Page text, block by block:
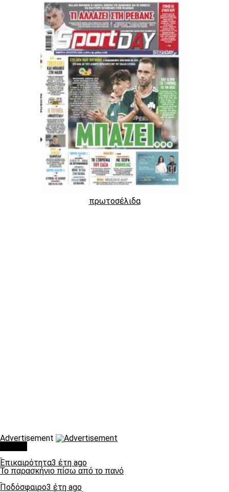
πρωτοσέλιδα
Advertisement
Επικαιρότητα3 έτη ago
Το παρασκήνιο πίσω από το πανό
Ποδόσφαιρο3 έτη ago